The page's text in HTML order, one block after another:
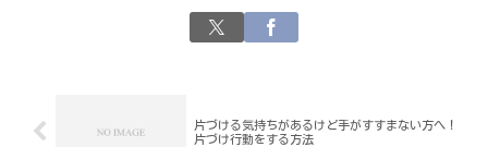
片づける気持ちがあるけど手がすすまない方へ！
片づけ行動をする方法